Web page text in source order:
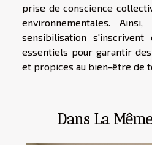
prise de conscience
environnementales.
sensibilisation
essentiels pour garantir
et propices au bien-être de
Dans La